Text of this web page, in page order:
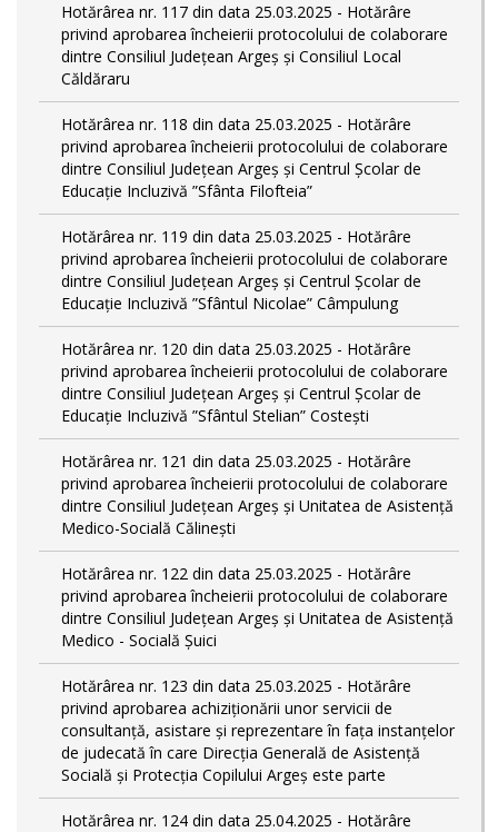
Hotărârea nr. 117 din data 25.03.2025 - Hotărâre
privind aprobarea încheierii protocolului de colaborare
dintre Consiliul Județean Argeș și Consiliul Local
Căldăraru
Hotărârea nr. 118 din data 25.03.2025 - Hotărâre
privind aprobarea încheierii protocolului de colaborare
dintre Consiliul Județean Argeș și Centrul Școlar de
Educație Incluzivă ”Sfânta Filofteia”
Hotărârea nr. 119 din data 25.03.2025 - Hotărâre
privind aprobarea încheierii protocolului de colaborare
dintre Consiliul Județean Argeș și Centrul Școlar de
Educație Incluzivă ”Sfântul Nicolae” Câmpulung
Hotărârea nr. 120 din data 25.03.2025 - Hotărâre
privind aprobarea încheierii protocolului de colaborare
dintre Consiliul Județean Argeș și Centrul Școlar de
Educație Incluzivă ”Sfântul Stelian” Costești
Hotărârea nr. 121 din data 25.03.2025 - Hotărâre
privind aprobarea încheierii protocolului de colaborare
dintre Consiliul Județean Argeș și Unitatea de Asistență
Medico-Socială Călinești
Hotărârea nr. 122 din data 25.03.2025 - Hotărâre
privind aprobarea încheierii protocolului de colaborare
dintre Consiliul Județean Argeș și Unitatea de Asistență
Medico - Socială Șuici
Hotărârea nr. 123 din data 25.03.2025 - Hotărâre
privind aprobarea achiziționării unor servicii de
consultanță, asistare și reprezentare în fața instanțelor
de judecată în care Direcția Generală de Asistență
Socială și Protecția Copilului Argeș este parte
Hotărârea nr. 124 din data 25.04.2025 - Hotărâre